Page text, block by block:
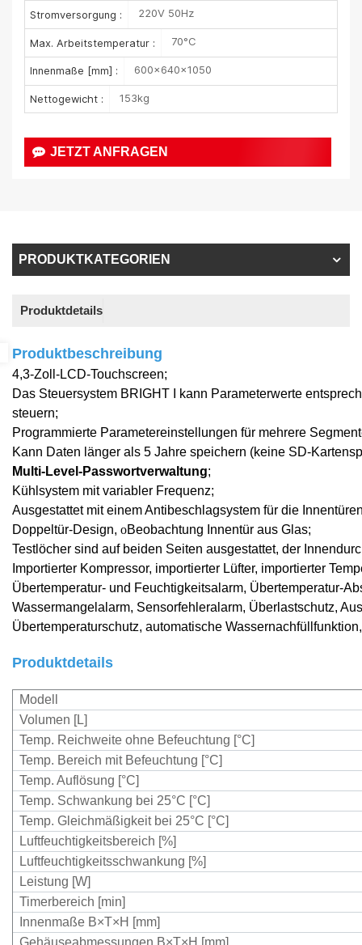
Stromversorgung : 220V 50Hz
Max. Arbeitstemperatur : 70°C
Innenmaße [mm] : 600×640×1050
Nettogewicht : 153kg
JETZT ANFRAGEN
PRODUKTKATEGORIEN
Produktdetails
Produktbeschreibung
4,3-Zoll-LCD-Touchscreen;
Das Steuersystem BRIGHT I kann Parameterwerte
steuern;
Programmierte Parametereinstellungen für mehrere
Kann Daten länger als 5 Jahre speichern (keine SD-
Multi-Level-Passwortverwaltung;
Kühlsystem mit variabler Frequenz;
Ausgestattet mit einem Antibeschlagsystem für die
Doppeltür-Design, oBeobachtung Innentür aus Glas;
Testlöcher sind auf beiden Seiten ausgestattet, der
Importierter Kompressor, importierter Lüfter, importierter
Übertemperatur- und Feuchtigkeitsalarm, Übertemperatur-
Wassermangelalarm, Sensorfehleralarm, Überlastschutz,
Übertemperaturschutz, automatische
Produktdetails
Modell
Volumen [L]
Temp. Reichweite ohne Befeuchtung [°C]
Temp. Bereich mit Befeuchtung [°C]
Temp. Auflösung [°C]
Temp. Schwankung bei 25°C [°C]
Temp. Gleichmäßigkeit bei 25°C [°C]
Luftfeuchtigkeitsbereich [%]
Luftfeuchtigkeitsschwankung [%]
Leistung [W]
Timerbereich [min]
Innenmaße B×T×H [mm]